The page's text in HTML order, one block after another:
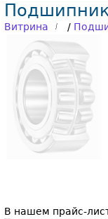
Витрина /
В нашем прайс-